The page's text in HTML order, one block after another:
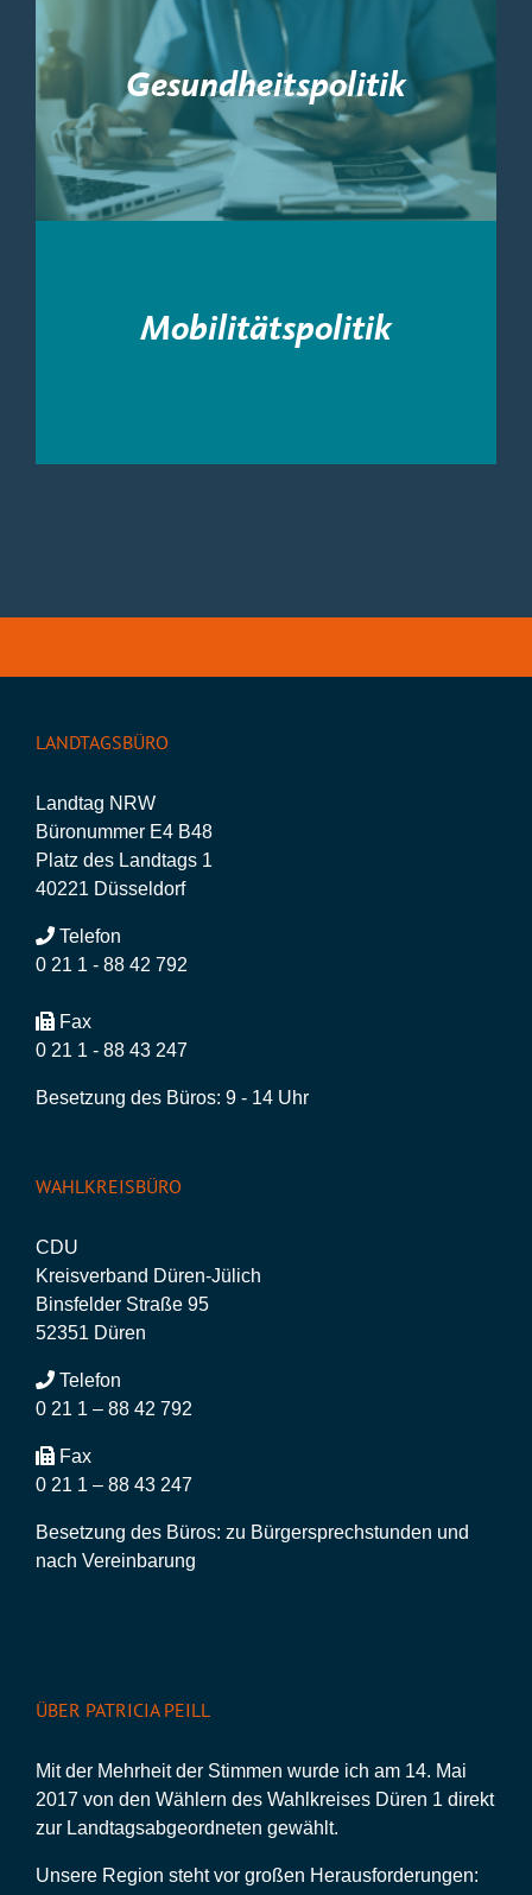
Mobilitätspolitik
Gesundheitspolitik
LANDTAGSBÜRO
Landtag NRW
Büronummer E4 B48
Platz des Landtags 1
40221 Düsseldorf
Telefon
0 21 1 - 88 42 792
Fax
0 21 1 - 88 43 247
Besetzung des Büros: 9 - 14 Uhr
WAHLKREISBÜRO
CDU
Kreisverband Düren-Jülich
Binsfelder Straße 95
52351 Düren
Telefon
0 21 1 – 88 42 792
Fax
0 21 1 – 88 43 247
Besetzung des Büros: zu Bürgersprechstunden und
nach Vereinbarung
ÜBER PATRICIA PEILL
Mit der Mehrheit der Stimmen wurde ich am 14. Mai
2017 von den Wählern des Wahlkreises Düren 1 direkt
zur Landtagsabgeordneten gewählt.
Unsere Region steht vor großen Herausforderungen: